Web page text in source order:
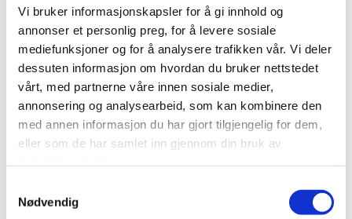
Vi bruker informasjonskapsler for å gi innhold og
annonser et personlig preg, for å levere sosiale
mediefunksjoner og for å analysere trafikken vår. Vi deler
dessuten informasjon om hvordan du bruker nettstedet
vårt, med partnerne våre innen sosiale medier,
annonsering og analysearbeid, som kan kombinere den
med annen informasjon du har gjort tilgjengelig for dem,
eller som de har samlet inn gjennom din bruk av
Nødvendig
Blomsterbutikk AS burde i tillegg ha en målsetting om
å få X antall henvendelser via kontakskjemaet. En slik
målsetting oppnår følgende:
Bedriften har en målbar målsetning som sier
noe om i hvilken grad kontaktskjemaet
gjør det enkelt for besøkende å forstå hva de